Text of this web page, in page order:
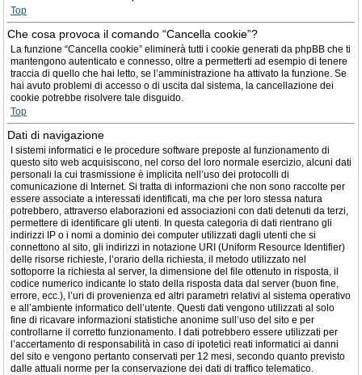
Top
Che cosa provoca il comando “Cancella cookie”?
La funzione “Cancella cookie” eliminerà tutti i cookie generati da phpBB che ti
mantengono autenticato e connesso, oltre a permetterti ad esempio di tenere
traccia di quello che hai letto, se l’amministrazione ha attivato la funzione. Se
hai avuto problemi di accesso o di uscita dal sistema, la cancellazione dei
cookie potrebbe risolvere tale disguido.
Top
Dati di navigazione
I sistemi informatici e le procedure software preposte al funzionamento di
questo sito web acquisiscono, nel corso del loro normale esercizio, alcuni dati
personali la cui trasmissione è implicita nell’uso dei protocolli di
comunicazione di Internet. Si tratta di informazioni che non sono raccolte per
essere associate a interessati identificati, ma che per loro stessa natura
potrebbero, attraverso elaborazioni ed associazioni con dati detenuti da terzi,
permettere di identificare gli utenti. In questa categoria di dati rientrano gli
indirizzi IP o i nomi a dominio dei computer utilizzati dagli utenti che si
connettono al sito, gli indirizzi in notazione URI (Uniform Resource Identifier)
delle risorse richieste, l’orario della richiesta, il metodo utilizzato nel
sottoporre la richiesta al server, la dimensione del file ottenuto in risposta, il
codice numerico indicante lo stato della risposta data dal server (buon fine,
errore, ecc.), l’uri di provenienza ed altri parametri relativi al sistema operativo
e all’ambiente informatico dell’utente. Questi dati vengono utilizzati al solo
fine di ricavare informazioni statistiche anonime sull’uso del sito e per
controllarne il corretto funzionamento. I dati potrebbero essere utilizzati per
l’accertamento di responsabilità in caso di ipotetici reati informatici ai danni
del sito e vengono pertanto conservati per 12 mesi, secondo quanto previsto
dalle attuali norme per la conservazione dei dati di traffico telematico.